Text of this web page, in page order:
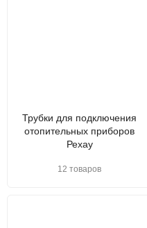
Трубки для подключения
отопительных приборов
Рехау
12 товаров